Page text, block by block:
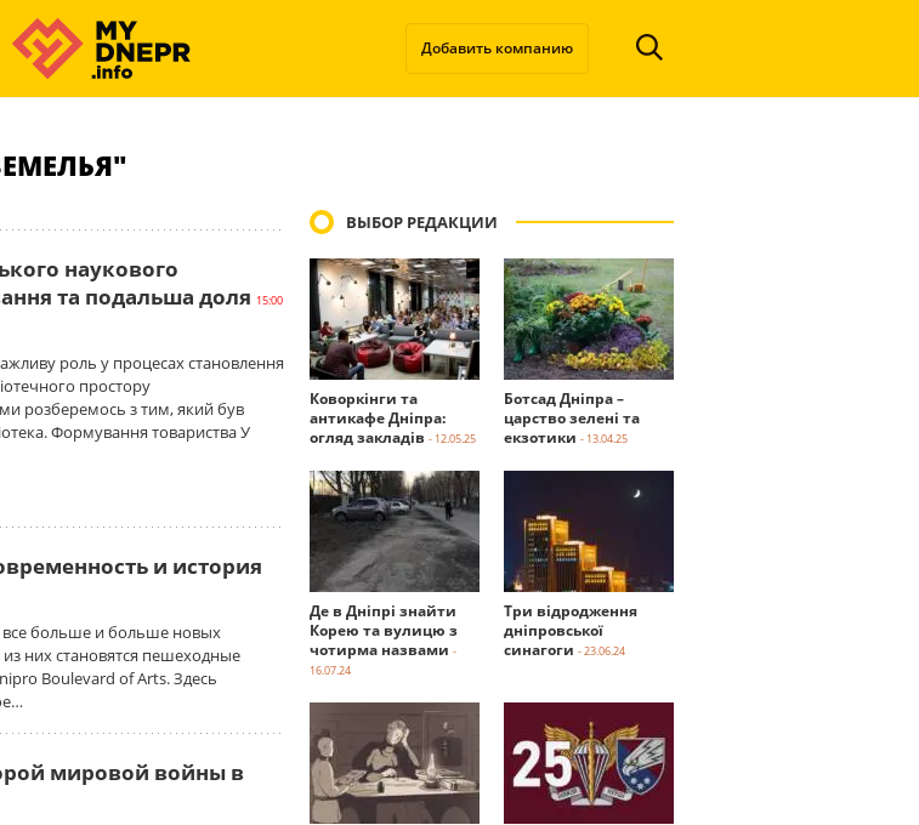
Добавить компанию
наукового
та подальша доля 15:00
роль у процесах становлення
простору
розберемось з тим, який був
Формування товариства У
и история
все больше и больше новых
них становятся пешеходные
Boulevard of Arts. Здесь
мировой войны в
ВЫБОР РЕДАКЦИИ
Коворкінги та
антикафе Дніпра:
огляд закладів - 12.05.25
Ботсад Дніпра –
царство зелені та
екзотики - 13.04.25
Де в Дніпрі знайти
Корею та вулицю з
чотирма назвами -
16.07.24
Три відродження
дніпровської
синагоги - 23.06.24